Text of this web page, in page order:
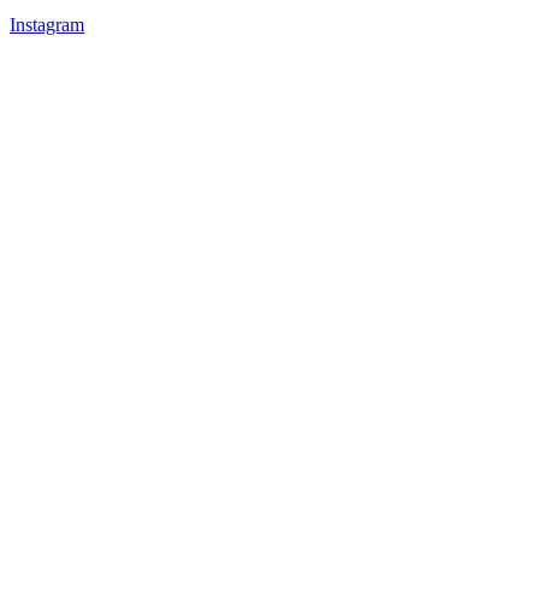
Instagram